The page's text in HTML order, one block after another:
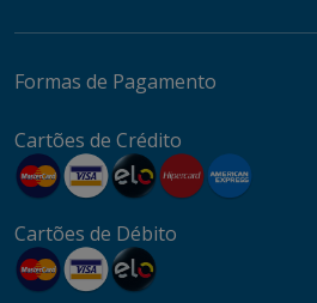
Formas de Pagamento
Cartões de Crédito
Cartões de Débito